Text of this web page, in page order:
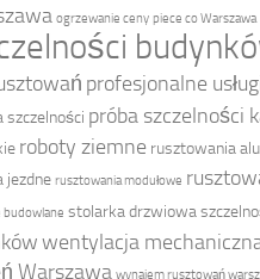
ogrzewanie ceny piece co Warszawa
profesjonalne
szczelności próba szczelności
roboty ziemne rusztowania
jezdne rusztowania modułowe
stolarka drzwiowa
wentylacja
Warszawa wynajem rusztowań